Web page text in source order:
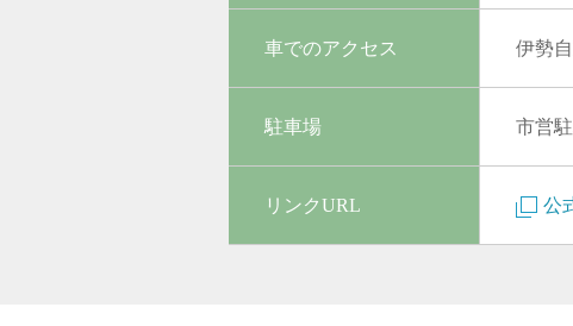
車でのアクセス 伊勢
駐車場 市営
リンクURL 公